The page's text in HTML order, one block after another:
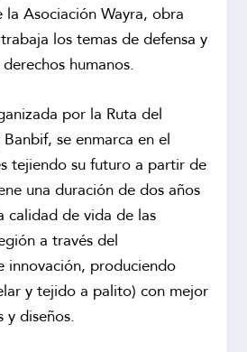
la Asociación Wayra, obra
los temas de defensa y
humanos.
por la Ruta del
se enmarca en el
tejiendo su futuro a partir de
una duración de dos años
calidad de vida de las
a través del
innovación, produciendo
y tejido a palito) con mejor
y diseños.